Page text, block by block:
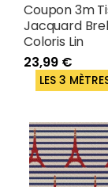
Coupon 3m
Jacquard
Coloris Lin
23,99 €
LES 3